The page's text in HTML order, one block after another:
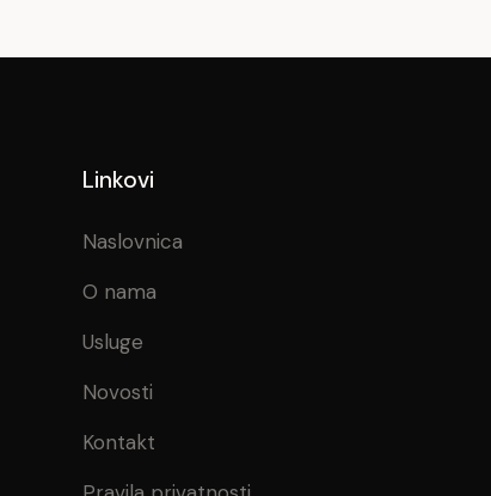
Linkovi
Naslovnica
O nama
Usluge
Novosti
Kontakt